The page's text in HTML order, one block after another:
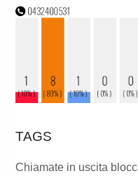
TAGS
Chiamate in uscita